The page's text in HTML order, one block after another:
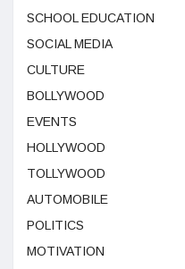
SCHOOL EDUCATION
SOCIAL MEDIA
CULTURE
BOLLYWOOD
EVENTS
HOLLYWOOD
TOLLYWOOD
AUTOMOBILE
POLITICS
MOTIVATION